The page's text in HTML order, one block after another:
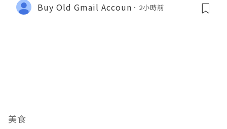
Buy Old Gmail Accoun 2小時前
美食